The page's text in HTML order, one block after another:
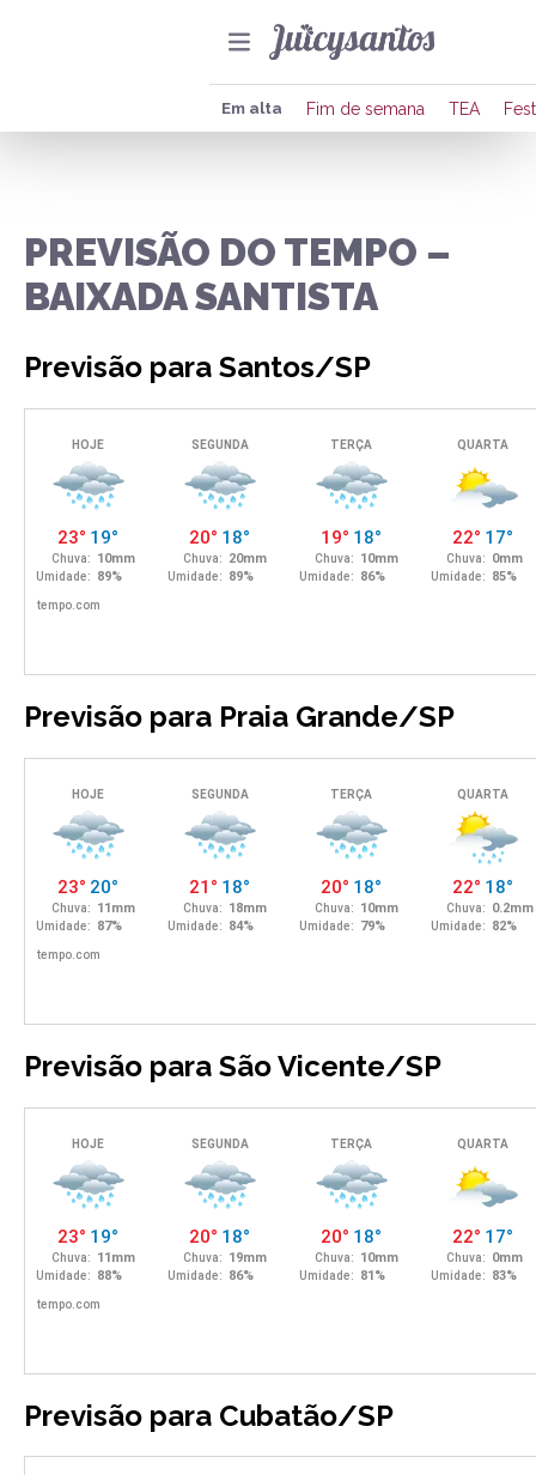
Em alta Fim de semana TEA
PREVISÃO DO TEMPO –
BAIXADA SANTISTA
Previsão para Santos/SP
Previsão para Praia Grande/SP
Previsão para São Vicente/SP
Previsão para Cubatão/SP